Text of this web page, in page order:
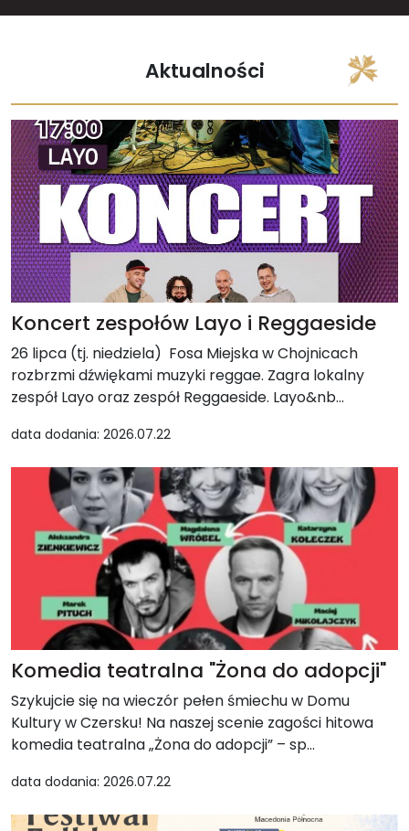
Aktualności
Koncert zespołów Layo i Reggaeside
26 lipca (tj. niedziela) Fosa Miejska w Chojnicach
rozbrzmi dźwiękami muzyki reggae. Zagra lokalny
zespół Layo oraz zespół Reggaeside. Layo&nb...
data dodania: 2026.07.22
Komedia teatralna "Żona do adopcji"
Szykujcie się na wieczór pełen śmiechu w Domu
Kultury w Czersku! Na naszej scenie zagości hitowa
komedia teatralna „Żona do adopcji” – sp...
data dodania: 2026.07.22